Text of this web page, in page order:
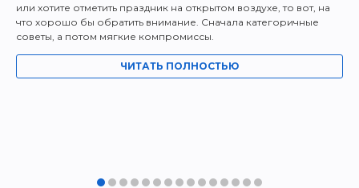
или хотите отметить праздник на открытом воздухе, то вот, на
что хорошо бы обратить внимание. Сначала категоричные
советы, а потом мягкие компромиссы.
ЧИТАТЬ ПОЛНОСТЬЮ